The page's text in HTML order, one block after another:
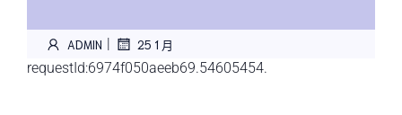
ADMIN | 25 1 月
requestId:6974f050aeeb69.54605454.